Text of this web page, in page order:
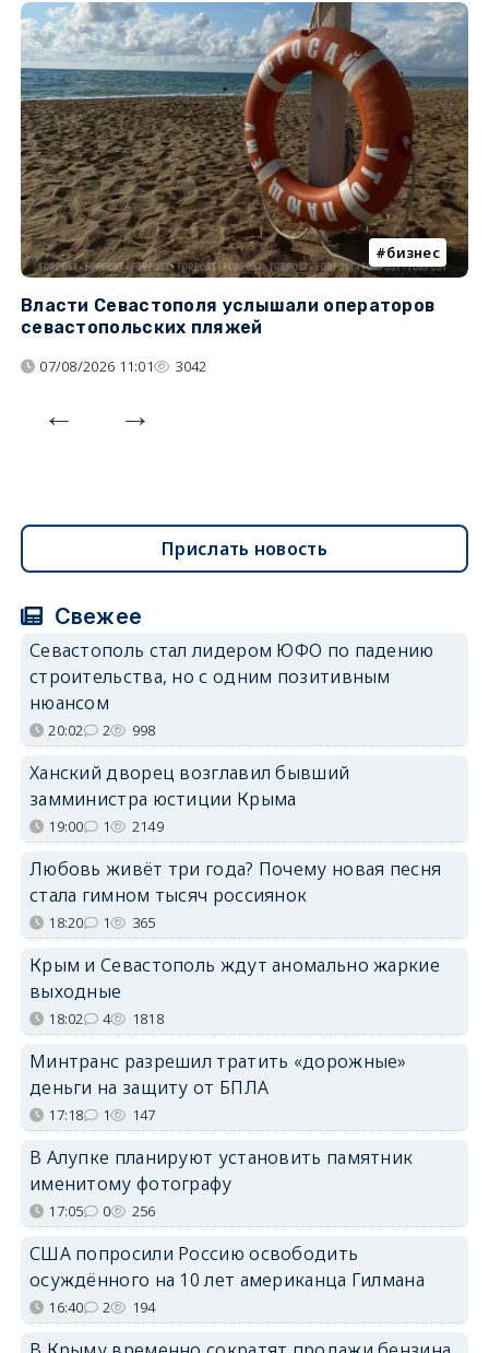
бизнес
Власти Севастополя услышали операторов
севастопольских пляжей
07/08/2026 11:01 3042
Прислать новость
Свежее
Севастополь стал лидером ЮФО по падению
строительства, но с одним позитивным
нюансом
20:02 2 998
Ханский дворец возглавил бывший
замминистра юстиции Крыма
19:00 1 2149
Любовь живёт три года? Почему новая песня
стала гимном тысяч россиянок
18:20 1 365
Крым и Севастополь ждут аномально жаркие
выходные
18:02 4 1818
Минтранс разрешил тратить «дорожные»
деньги на защиту от БПЛА
17:18 1 147
В Алупке планируют установить памятник
именитому фотографу
17:05 0 256
США попросили Россию освободить
осуждённого на 10 лет американца Гилмана
16:40 2 194